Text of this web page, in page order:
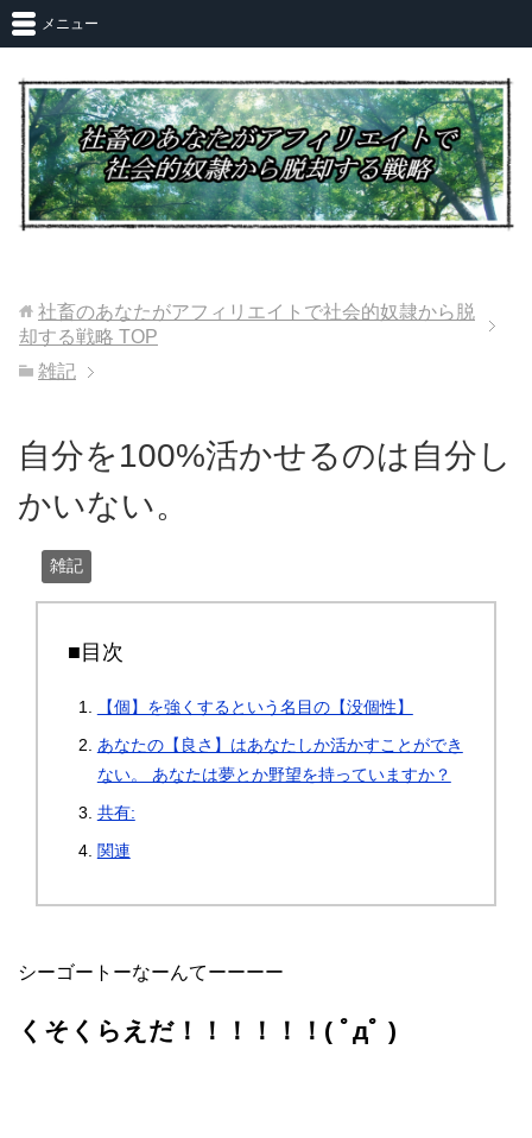
メニュー
社畜のあなたがアフィリエイトで社会的奴隷から脱
却する戦略 TOP
雑記
自分を100%活かせるのは自分し
かいない。
雑記
■目次
【個】を強くするという名目の【没個性】
あなたの【良さ】はあなたしか活かすことができ
ない。 あなたは夢とか野望を持っていますか？
共有:
関連
シーゴートーなーんてーーーー
くそくらえだ！！！！！！( ﾟдﾟ )